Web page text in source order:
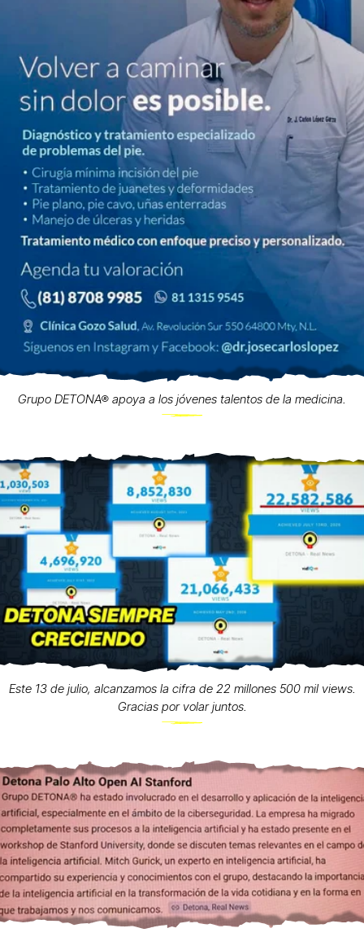
Grupo DETONA® apoya a los jóvenes talentos de la medicina.
Este 13 de julio, alcanzamos la cifra de 22 millones 500 mil views.
Gracias por volar juntos.